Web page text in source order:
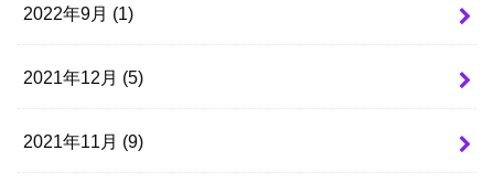
2022年9月 (1)
2021年12月 (5)
2021年11月 (9)